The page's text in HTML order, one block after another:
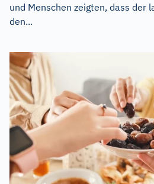
und Menschen zeigten, dass der
den...